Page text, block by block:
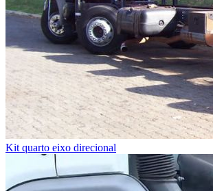
Kit quarto eixo direcional